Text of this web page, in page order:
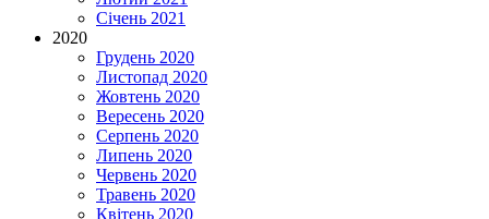
Січень 2021
2020
Грудень 2020
Листопад 2020
Жовтень 2020
Вересень 2020
Серпень 2020
Липень 2020
Червень 2020
Травень 2020
Квітень 2020